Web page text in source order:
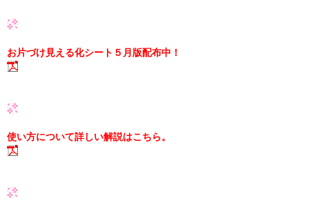
お片づけ見える化シート５月版配布中！
使い方について詳しい解説はこちら。